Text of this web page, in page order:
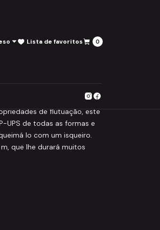
Lista de favoritos 0
de flutuação, este
UPS de todas as formas e
lo com um isqueiro.
que lhe durará muitos